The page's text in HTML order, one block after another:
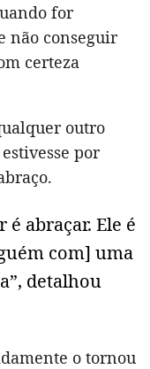
for
não conseguir
certeza
outro
por
é abraçar. Ele é
com] uma
detalhou
o tornou